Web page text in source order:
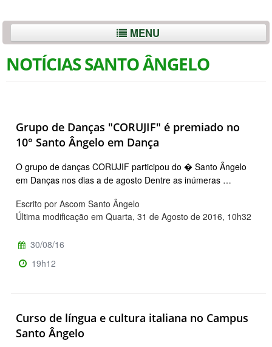
MENU
NOTÍCIAS SANTO ÂNGELO
Grupo de Danças "CORUJIF" é premiado no
10° Santo Ângelo em Dança
O grupo de danças CORUJIF participou do � Santo Ângelo
em Danças nos dias a de agosto Dentre as inúmeras …
Escrito por Ascom Santo Ângelo
Última modificação em Quarta, 31 de Agosto de 2016, 10h32
30/08/16
19h12
Curso de língua e cultura italiana no Campus
Santo Ângelo